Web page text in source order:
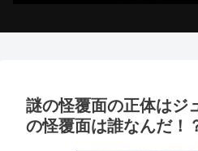
謎の怪覆面の正体はジ
の怪覆面は誰なんだ！